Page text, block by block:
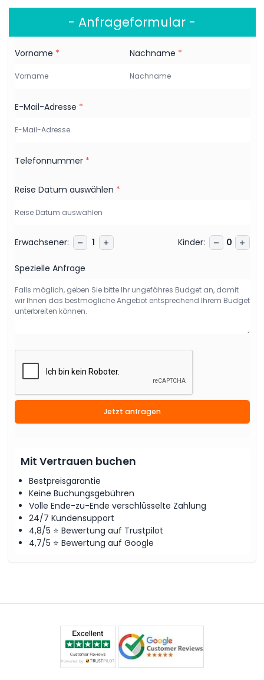
- Anfrageformular -
Vorname * Nachname *
E-Mail-Adresse *
Telefonnummer *
Reise Datum auswählen *
Erwachsener: 1 Kinder: 0
Spezielle Anfrage
Jetzt anfragen
Mit Vertrauen buchen
Bestpreisgarantie
Keine Buchungsgebühren
Volle Ende-zu-Ende verschlüsselte Zahlung
24/7 Kundensupport
4,8/5 ⭐ Bewertung auf Trustpilot
4,7/5 ⭐ Bewertung auf Google